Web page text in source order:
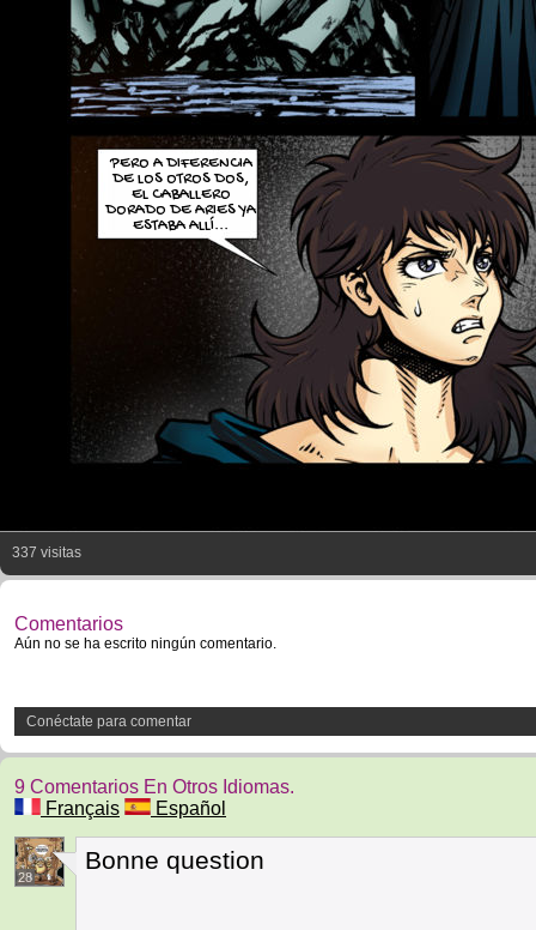
PERO A DIFERENCIA
DE LOS OTROS DOS,
EL CABALLERO
DORADO DE ARIES YA
ESTABA ALLÍ...
337 visitas
Comentarios
Aún no se ha escrito ningún comentario.
Conéctate para comentar
9 Comentarios En Otros Idiomas.
Français
Español
28
Bonne question